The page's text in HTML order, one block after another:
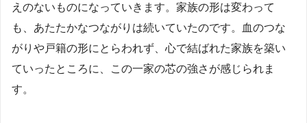
えのないものになっていきます。家族の形は変わって
も、あたたかなつながりは続いていたのです。血のつな
がりや戸籍の形にとらわれず、心で結ばれた家族を築い
ていったところに、この一家の芯の強さが感じられま
す。